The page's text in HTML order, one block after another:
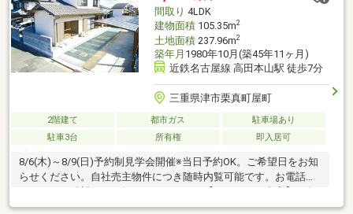
間取り 4LDK
建物面積105.35m2
土地面積237.96m2
築年月 1980年10月(築45年11ヶ月)
近鉄名古屋線 高田本山駅 徒歩7分
三重県津市栗真町屋町
2階建て 都市ガス
駐車場あり
駐車3台
所有権 即入居可
8/6(木)～8/9(日)予約制見学会開催※当日予約OK。ご希望日をお知
らせください。自社売主物件につき随時内覧可能です。お電話か
震補強工事●標準シロアリ防除工事、鍵交換、雨漏り点検●外構・